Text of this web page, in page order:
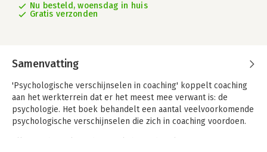
Nu besteld, woensdag in huis
Gratis verzonden
Samenvatting
'Psychologische verschijnselen in coaching' koppelt coaching
aan het werkterrein dat er het meest mee verwant is: de
psychologie. Het boek behandelt een aantal veelvoorkomende
psychologische verschijnselen die zich in coaching voordoen.